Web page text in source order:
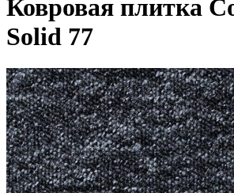
Ковровая плитка
Solid 77